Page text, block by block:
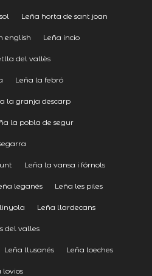
Leña horta de sant joan
english Leña incio
del vallès
Leña la febró
la granja descarp
la pobla de segur
Leña la vansa i fórnols
leganés Leña les piles
Leña llardecans
del valles
Leña llusanés Leña loeches
lovios